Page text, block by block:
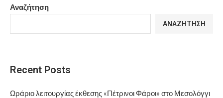
Αναζήτηση
ΑΝΑΖΉΤΗΣΗ
Recent Posts
Ωράριο λειτουργίας έκθεσης «Πέτρινοι Φάροι» στο Μεσολόγγι